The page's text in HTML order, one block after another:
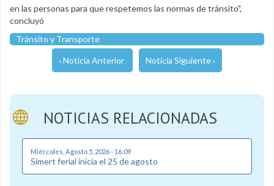
en las personas para que respetemos las normas de tránsito",
concluyó
Tránsito y Transporte
‹ Noticia Anterior Noticia Siguiente ›
NOTICIAS RELACIONADAS
Miércoles, Agosto 5, 2026 - 16:09
Simert ferial inicia el 25 de agosto